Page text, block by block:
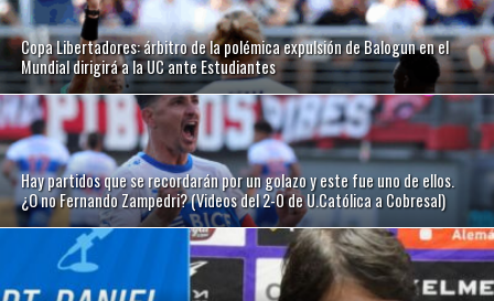
Copa Libertadores: árbitro de la polémica expulsión de Balogun en el
Mundial dirigirá a la UC ante Estudiantes
Hay partidos que se recordarán por un golazo y este fue uno de ellos.
¿O no Fernando Zampedri? (Videos del 2-0 de U.Católica a Cobresal)